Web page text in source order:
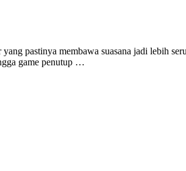
pastinya membawa suasana jadi lebih
game penutup …